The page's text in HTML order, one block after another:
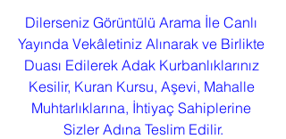
Dilerseniz Görüntülü Arama İle Canlı
Yayında Vekâletiniz Alınarak ve Birlikte
Duası Edilerek Adak Kurbanlıklarınız
Kesilir, Kuran Kursu, Aşevi, Mahalle
Muhtarlıklarına, İhtiyaç Sahiplerine
Sizler Adına Teslim Edilir.